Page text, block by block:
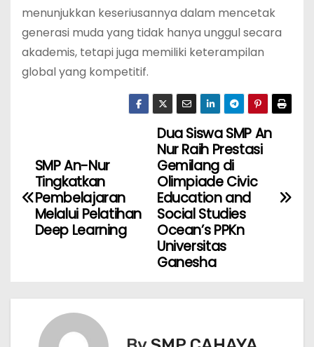
menunjukkan keseriusannya dalam mencetak
generasi muda yang tidak hanya unggul secara
akademis, tetapi juga memiliki keterampilan
global yang kompetitif.
v
Dua Siswa SMP An
Nur Raih Prestasi
Gemilang di
Olimpiade Civic
Education and
Social Studies
Ocean’s PPKn
Universitas
Ganesha
SMP An-Nur
Tingkatkan
Pembelajaran
Melalui Pelatihan
Deep Learning